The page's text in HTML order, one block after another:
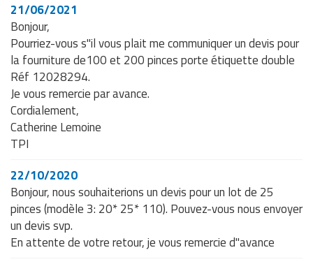
21/06/2021
Bonjour,
Pourriez-vous s"il vous plait me communiquer un devis pour
la fourniture de100 et 200 pinces porte étiquette double
Réf 12028294.
Je vous remercie par avance.
Cordialement,
Catherine Lemoine
TPI
22/10/2020
Bonjour, nous souhaiterions un devis pour un lot de 25
pinces (modèle 3: 20* 25* 110). Pouvez-vous nous envoyer
un devis svp.
En attente de votre retour, je vous remercie d"avance